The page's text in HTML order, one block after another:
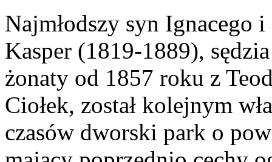
Najmłodszy syn Ignacego
Kasper (1819-1889),
żonaty od 1857 roku z
Ciołek, został kolejnym
czasów dworski park o